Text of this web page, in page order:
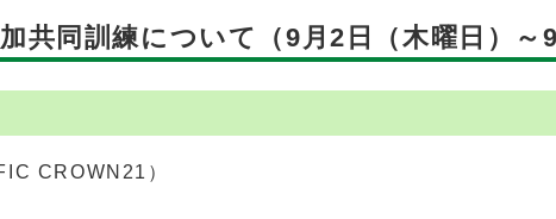
共同訓練について（9月2日（木曜日）～
CROWN21）